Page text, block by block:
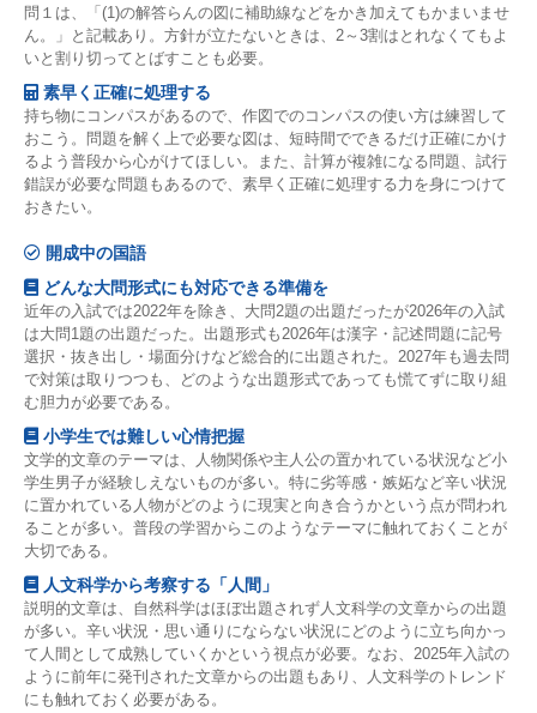
問１は、「(1)の解答らんの図に補助線などをかき加えてもかまいませ
ん。」と記載あり。方針が立たないときは、2～3割はとれなくてもよ
いと割り切ってとばすことも必要。
素早く正確に処理する
持ち物にコンパスがあるので、作図でのコンパスの使い方は練習して
おこう。問題を解く上で必要な図は、短時間でできるだけ正確にかけ
るよう普段から心がけてほしい。また、計算が複雑になる問題、試行
錯誤が必要な問題もあるので、素早く正確に処理する力を身につけて
おきたい。
開成中の国語
どんな大問形式にも対応できる準備を
近年の入試では2022年を除き、大問2題の出題だったが2026年の入試
は大問1題の出題だった。出題形式も2026年は漢字・記述問題に記号
選択・抜き出し・場面分けなど総合的に出題された。2027年も過去問
で対策は取りつつも、どのような出題形式であっても慌てずに取り組
む胆力が必要である。
小学生では難しい心情把握
文学的文章のテーマは、人物関係や主人公の置かれている状況など小
学生男子が経験しえないものが多い。特に劣等感・嫉妬など辛い状況
に置かれている人物がどのように現実と向き合うかという点が問われ
ることが多い。普段の学習からこのようなテーマに触れておくことが
大切である。
人文科学から考察する「人間」
説明的文章は、自然科学はほぼ出題されず人文科学の文章からの出題
が多い。辛い状況・思い通りにならない状況にどのように立ち向かっ
て人間として成熟していくかという視点が必要。なお、2025年入試の
ように前年に発刊された文章からの出題もあり、人文科学のトレンド
にも触れておく必要がある。